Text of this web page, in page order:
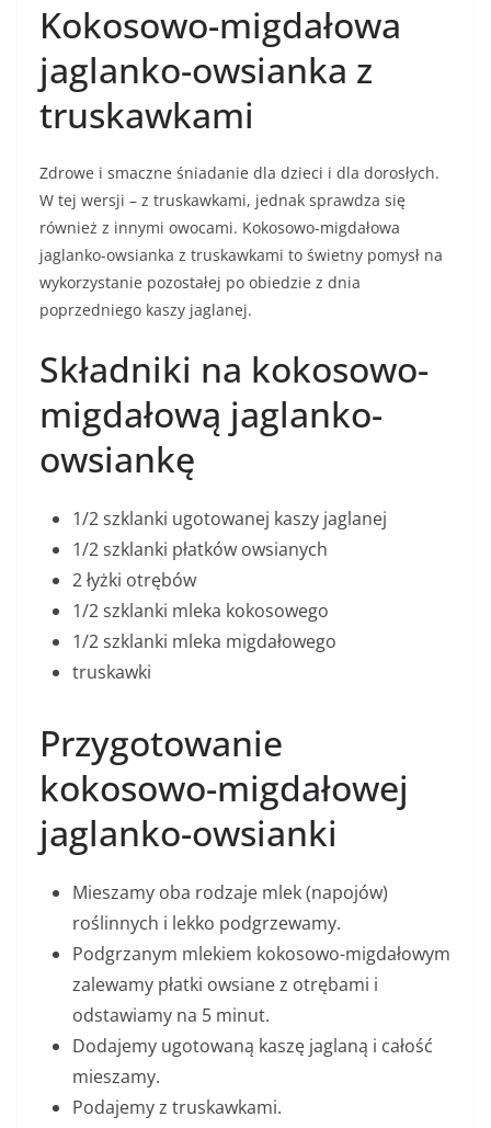
Kokosowo-migdałowa
jaglanko-owsianka z
truskawkami
Zdrowe i smaczne śniadanie dla dzieci i dla dorosłych.
W tej wersji – z truskawkami, jednak sprawdza się
również z innymi owocami. Kokosowo-migdałowa
jaglanko-owsianka z truskawkami to świetny pomysł na
wykorzystanie pozostałej po obiedzie z dnia
poprzedniego kaszy jaglanej.
Składniki na kokosowo-
migdałową jaglanko-
owsiankę
1/2 szklanki ugotowanej kaszy jaglanej
1/2 szklanki płatków owsianych
2 łyżki otrębów
1/2 szklanki mleka kokosowego
1/2 szklanki mleka migdałowego
truskawki
Przygotowanie
kokosowo-migdałowej
jaglanko-owsianki
Mieszamy oba rodzaje mlek (napojów)
roślinnych i lekko podgrzewamy.
Podgrzanym mlekiem kokosowo-migdałowym
zalewamy płatki owsiane z otrębami i
odstawiamy na 5 minut.
Dodajemy ugotowaną kaszę jaglaną i całość
mieszamy.
Podajemy z truskawkami.